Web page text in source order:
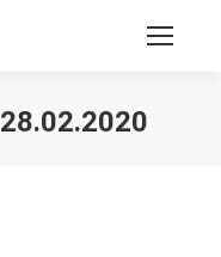
28.02.2020